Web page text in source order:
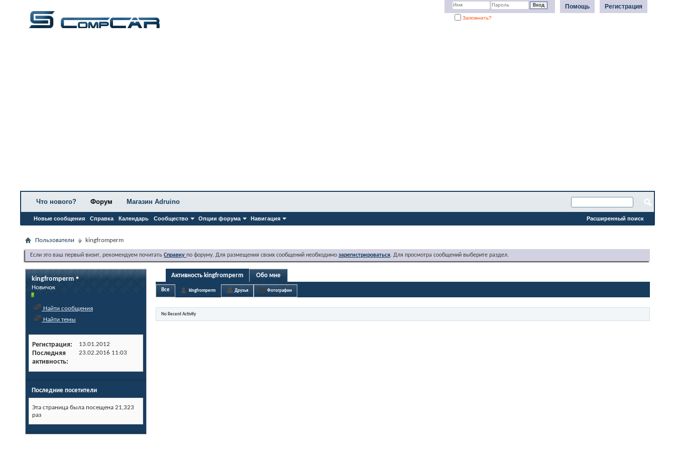
Регистрация
Помощь
Запомнить?
Что нового? Форум
Новые сообщения Справка Календарь Сообщество Опции форума Навигация
Магазин Adruino
Расширенный поиск
Пользователи kingfromperm
Если это ваш первый визит, рекомендуем почитать Справку по форуму. Для размещения своих сообщений необходимо зарегистрироваться. Для просмотра сообщений выберите раздел.
kingfromperm
Новичок
Найти сообщения
Найти темы
Регистрация 13.01.2012
Последняя
активность
23.02.2016 11:03
Последние посетители
Эта страница была посещена 21,323
раз
Активность kingfromperm Обо мне
Все kingfromperm Друзья Фотографии
No Recent Activity